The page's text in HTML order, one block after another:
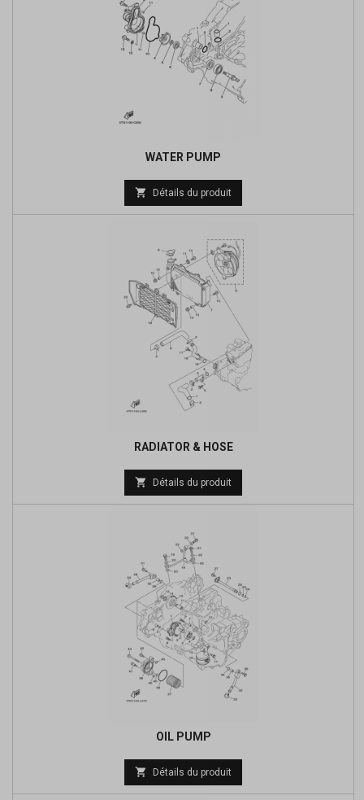
WATER PUMP
Prix
de
 Détails du produit
RADIATOR & HOSE
Prix
de
 Détails du produit
OIL PUMP
Prix
de
 Détails du produit